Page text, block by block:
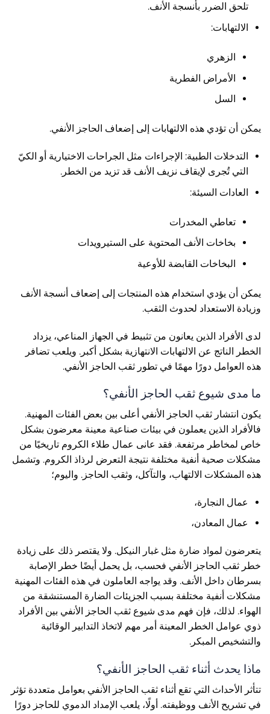
تلحق الضرر بأنسجة الأنف.
الالتهابات:
الزهري
الأمراض الفطرية
السل
يمكن أن تؤدي هذه الالتهابات إلى إضعاف الحاجز الأنفي.
التدخلات الطبية: الإجراءات مثل الجراحات الاختيارية أو الكيّ
التي تُجرى لإيقاف نزيف الأنف قد تزيد من الخطر.
العادات السيئة:
تعاطي المخدرات
بخاخات الأنف المحتوية على الستيرويدات
البخاخات القابضة للأوعية
يمكن أن يؤدي استخدام هذه المنتجات إلى إضعاف أنسجة الأنف
وزيادة الاستعداد لحدوث الثقب.
لدى الأفراد الذين يعانون من تثبيط في الجهاز المناعي، يزداد
الخطر الناتج عن الالتهابات الانتهازية بشكل أكبر. ويلعب تضافر
هذه العوامل دورًا مهمًا في تطور ثقب الحاجز الأنفي.
ما مدى شيوع ثقب الحاجز الأنفي؟
يكون انتشار ثقب الحاجز الأنفي أعلى بين بعض الفئات المهنية.
فالأفراد الذين يعملون في بيئات صناعية معينة معرضون بشكل
خاص لمخاطر مرتفعة. فقد عانى عمال طلاء الكروم تاريخيًا من
مشكلات صحية أنفية مختلفة نتيجة التعرض لرذاذ الكروم. وتشمل
هذه المشكلات الالتهاب، والتآكل، وثقب الحاجز. واليوم؛
عمال النجارة،
عمال المعادن،
يتعرضون لمواد ضارة مثل غبار النيكل. ولا يقتصر ذلك على زيادة
خطر ثقب الحاجز الأنفي فحسب، بل يحمل أيضًا خطر الإصابة
بسرطان داخل الأنف. وقد يواجه العاملون في هذه الفئات المهنية
مشكلات أنفية مختلفة بسبب الجزيئات الضارة المستنشقة من
الهواء. لذلك، فإن فهم مدى شيوع ثقب الحاجز الأنفي بين الأفراد
ذوي عوامل الخطر المعينة أمر مهم لاتخاذ التدابير الوقائية
والتشخيص المبكر.
ماذا يحدث أثناء ثقب الحاجز الأنفي؟
تتأثر الأحداث التي تقع أثناء ثقب الحاجز الأنفي بعوامل متعددة تؤثر
في تشريح الأنف ووظيفته. أولًا، يلعب الإمداد الدموي للحاجز دورًا